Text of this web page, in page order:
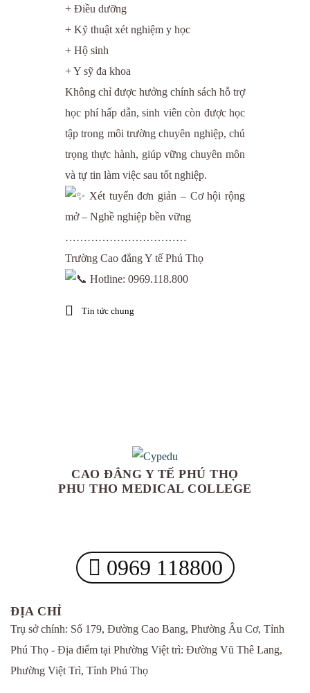
+ Điều dưỡng
+ Kỹ thuật xét nghiệm y học
+ Hộ sinh
+ Y sỹ đa khoa
Không chỉ được hưởng chính sách hỗ trợ
học phí hấp dẫn, sinh viên còn được học
tập trong môi trường chuyên nghiệp, chú
trọng thực hành, giúp vững chuyên môn
và tự tin làm việc sau tốt nghiệp.
Xét tuyển đơn giản – Cơ hội rộng
mở – Nghề nghiệp bền vững
……………………………
Trường Cao đẳng Y tế Phú Thọ
Hotline: 0969.118.800
Tin tức chung
CAO ĐẲNG Y TẾ PHÚ THỌ
PHU THO MEDICAL COLLEGE
0969 118800
ĐỊA CHỈ
Trụ sở chính: Số 179, Đường Cao Bang, Phường Âu Cơ, Tỉnh
Phú Thọ - Địa điểm tại Phường Việt trì: Đường Vũ Thê Lang,
Phường Việt Trì, Tỉnh Phú Thọ